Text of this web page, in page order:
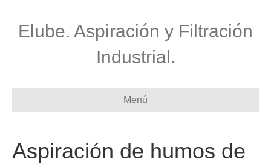
Elube. Aspiración y Filtración
Industrial.
Menú
Aspiración de humos de